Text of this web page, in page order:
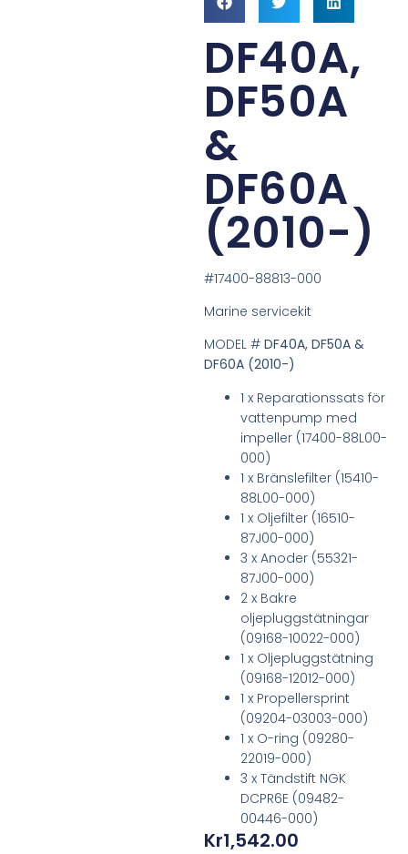
DF40A,
DF50A
&
DF60A
(2010-)
#17400-88813-000
Marine servicekit
MODEL # DF40A, DF50A &
DF60A (2010-)
1 x Reparationssats för
vattenpump med
impeller (17400-88L00-
000)
1 x Bränslefilter (15410-
88L00-000)
1 x Oljefilter (16510-
87J00-000)
3 x Anoder (55321-
87J00-000)
2 x Bakre
oljepluggstätningar
(09168-10022-000)
1 x Oljepluggstätning
(09168-12012-000)
1 x Propellersprint
(09204-03003-000)
1 x O-ring (09280-
22019-000)
3 x Tändstift NGK
DCPR6E (09482-
00446-000)
Kr1,542.00